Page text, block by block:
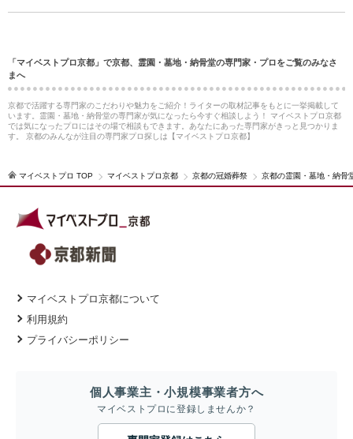
「マイベストプロ京都」で京都、霊園・墓地・納骨堂の専門家・プロをご覧のみなさ
まへ
京都で活躍する専門家のこだわりや魅力をご紹介！ライターの取材記事をもとに一挙掲載して
います。霊園・墓地・納骨堂の専門家が気になったら今すぐ相談しよう！ マイベストプロ京都
では気になったプロにはその場で相談もできます。あなたにあった専門家がきっと見つかりま
す。 京都のみんなが注目の専門家プロ探しは【マイベストプロ京都】
マイベストプロ TOP マイベストプロ京都 京都の冠婚葬祭 京都の霊園・墓地・納骨
マイベストプロ京都について
利用規約
プライバシーポリシー
個人事業主・小規模事業者方へ
マイベストプロに登録しませんか？